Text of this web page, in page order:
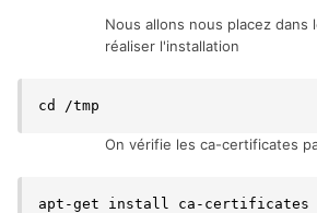
Nous allons nous placez
réaliser l'installation
cd /tmp
On vérifie les ca-certificates
apt-get install ca-certificates